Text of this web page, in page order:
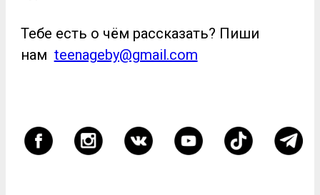
Тебе есть о чём рассказать? Пиши
нам teenageby@gmail.com